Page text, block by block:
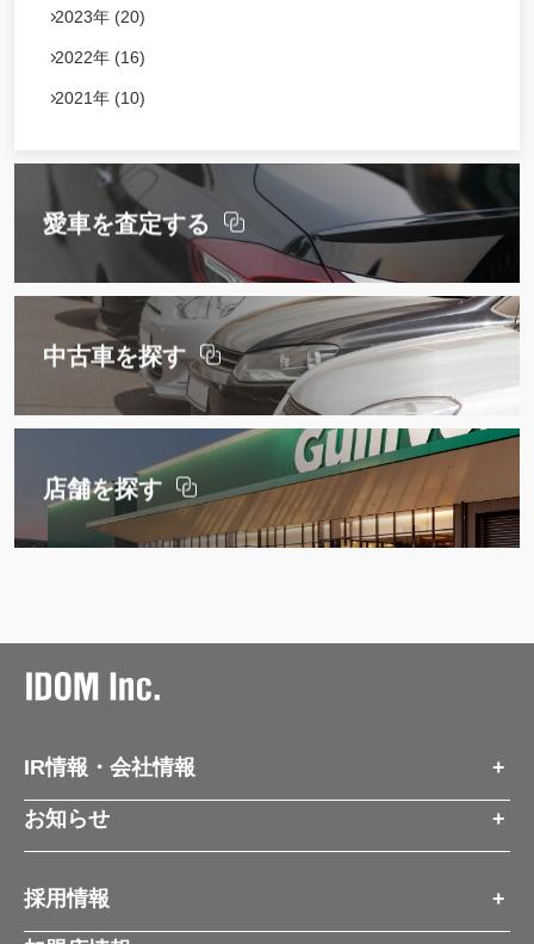
2023年 (20)
2022年 (16)
2021年 (10)
愛車を査定する
中古車を探す
店舗を探す
IR情報・会社情報
IR情報トップ
会社情報
お知らせ
お知らせ
プレスリリース
採用情報